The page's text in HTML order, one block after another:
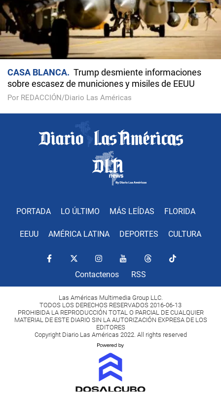
CASA BLANCA
Trump desmiente informaciones
sobre escasez de municiones y misiles de EEUU
Por REDACCIÓN/Diario Las Américas
PORTADA LO ÚLTIMO MÁS LEÍDAS FLORIDA
EEUU AMÉRICA LATINA DEPORTES CULTURA
Contactenos RSS
Las Américas Multimedia Group LLC.
TODOS LOS DERECHOS RESERVADOS 2016-06-13
PROHIBIDA LA REPRODUCCIÓN TOTAL O PARCIAL DE CUALQUIER
MATERIAL DE ESTE DIARIO SIN LA AUTORIZACIÓN EXPRESA DE LOS
EDITORES
Copyright Diario Las Américas 2022. All rights reserved